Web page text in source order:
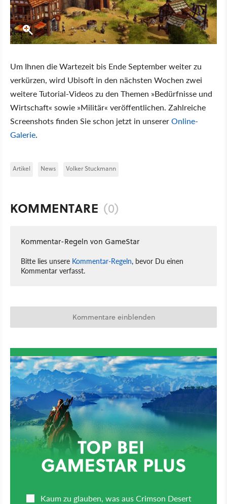
Um Ihnen die Wartezeit bis Ende September weiter zu
verkürzen, wird Ubisoft in den nächsten Wochen zwei
weitere Tutorial-Videos zu den Themen »Bedürfnisse und
Wirtschaft« sowie »Militär« veröffentlichen. Zahlreiche
Screenshots finden Sie schon jetzt in unsererOnline-
Galerie.
Artikel News Volker Stuckmann
KOMMENTARE (0)
Kommentar-Regeln von GameStar
Bitte lies unsere Kommentar-Regeln, bevor Du einen
Kommentar verfasst.
Kommentare einblenden